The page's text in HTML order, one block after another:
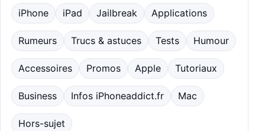
iPhone iPad Jailbreak Applications
Rumeurs Trucs & astuces Tests Humour
Accessoires Promos Apple Tutoriaux
Business Infos iPhoneaddict.fr Mac
Hors-sujet